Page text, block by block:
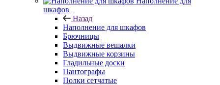
шкафов
Назад
Наполнение для шкафов
Брючницы
Выдвижные вешалки
Выдвижные корзины
Гладильные доски
Пантографы
Полки сетчатые